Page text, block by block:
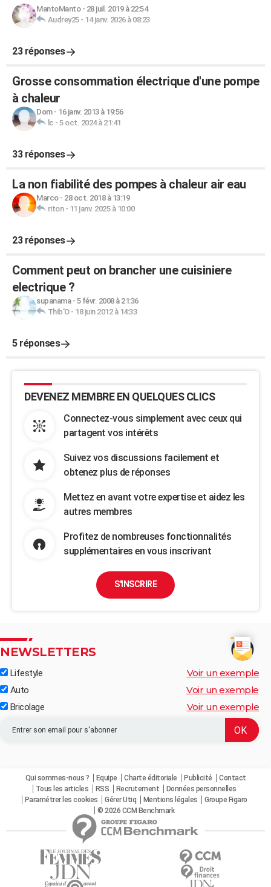
MantoManto- 28 juil. 2019 à 22:54
Audrey25- 14 janv. 2026 à 08:23
23 réponses
Grosse consommation électrique d'une pompe
à chaleur
Dom- 16 janv. 2013 à 19:56
lc - 5 oct. 2024 à 21:41
33 réponses
La non fiabilité des pompes à chaleur air eau
Marco- 28 oct. 2018 à 13:19
riton- 11 janv. 2025 à 10:00
23 réponses
Comment peut on brancher une cuisiniere
electrique ?
supanama- 5 févr. 2008 à 21:36
Thib'O- 18 juin 2012 à 14:33
5 réponses
DEVENEZ MEMBRE EN QUELQUES CLICS
Connectez-vous simplement avec ceux qui
partagent vos intérêts
Suivez vos discussions facilement et
obtenez plus de réponses
Mettez en avant votre expertise et aidez les
autres membres
Profitez de nombreuses fonctionnalités
supplémentaires en vous inscrivant
S'INSCRIRE
NEWSLETTERS
Lifestyle Voir un exemple
Auto Voir un exemple
Bricolage Voir un exemple
Qui sommes-nous ? Equipe Charte éditoriale Publicité
Contact
Tous les articles
RSS Recrutement
Données personnelles
Paramétrer les cookies
Gérer Utiq Mentions légales
Groupe Figaro
© 2026 CCM Benchmark